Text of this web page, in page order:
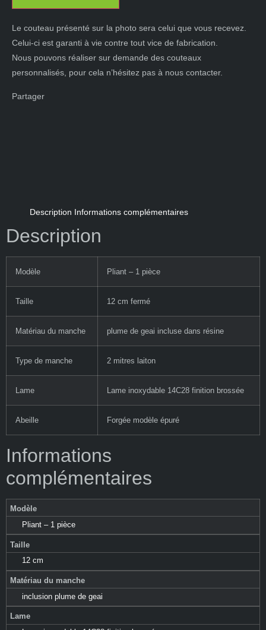
Le couteau présenté sur la photo sera celui que vous recevez.
Celui-ci est garanti à vie contre tout vice de fabrication.
Nous pouvons réaliser sur demande des couteaux
personnalisés, pour cela n’hésitez pas à nous contacter.
Partager
Description Informations complémentaires
Description
Modèle Pliant – 1 pièce
Taille 12 cm fermé
Matériau du manche plume de geai incluse dans résine
Type de manche 2 mitres laiton
Lame Lame inoxydable 14C28 finition brossée
Abeille Forgée modèle épuré
Informations
complémentaires
Modèle
Pliant – 1 pièce
Taille
12 cm
Matériau du manche
inclusion plume de geai
Lame